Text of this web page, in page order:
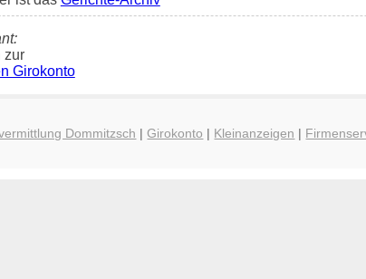
zur
Girokonto
Dommitzsch |Girokonto | Kleinanzeigen |